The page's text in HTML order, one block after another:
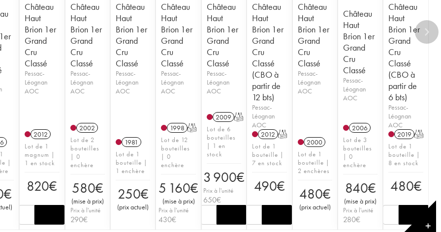
|
€
)
Château
Haut
Brion 1er
Grand
Cru
Classé
Pessac-
Léognan
AOC
2012
Lot de 1
magnum |
1 en stock
820€
Château
Haut
Brion 1er
Grand
Cru
Classé
Pessac-
Léognan
AOC
2002
Lot de 2
bouteilles
| 0
enchère
580€
(mise à prix)
Prix à l'unité
290€
Château
Haut
Brion 1er
Grand
Cru
Classé
Pessac-
Léognan
AOC
1981
Lot de 1
bouteille |
1 enchère
250€
(prix actuel)
Château
Haut
Brion 1er
Grand
Cru
Classé
Pessac-
Léognan
AOC
1998 T
Lot de 12
bouteilles
| 0
enchère
5 160€
(mise à prix)
Prix à l'unité
430€
Château
Haut
Brion 1er
Grand
Cru
Classé
Pessac-
Léognan
AOC
2009 T
Lot de 6
bouteilles
| 1 en
stock
3 900€
Prix à l'unité
650€
Château
Haut
Brion 1er
Grand
Cru
Classé
(CBO à
partir de
12 bts)
Pessac-
Léognan
AOC
2012 T
Lot de 1
bouteille |
7 en stock
490€
Château
Haut
Brion 1er
Grand
Cru
Classé
Pessac-
Léognan
AOC
2000
Lot de 1
bouteille |
2 enchères
480€
(prix actuel)
Château
Haut
Brion 1er
Grand
Cru
Classé
Pessac-
Léognan
AOC
2006
Lot de 3
bouteilles
| 0
enchère
840€
(mise à prix)
Prix à l'unité
280€
Château
Haut
Brion 1er
Grand
Cru
Classé
(CBO à
partir de
6 bts)
Pessac-
Léognan
AOC
2019 T
Lot de 1
bouteille |
8 en stock
480€
✕